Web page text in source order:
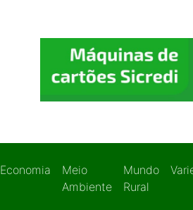
Economia
Meio
Ambiente
Mundo
Rural